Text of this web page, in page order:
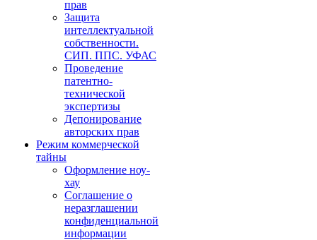
прав
Защита
интеллектуальной
собственности.
СИП. ППС. УФАС
Проведение
патентно-
технической
экспертизы
Депонирование
авторских прав
Режим коммерческой
тайны
Оформление ноу-
хау
Соглашение о
неразглашении
конфиденциальной
информации